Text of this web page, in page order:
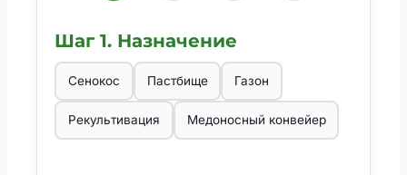
Шаг 1. Назначение
Сенокос Пастбище Газон
Рекультивация Медоносный конвейер